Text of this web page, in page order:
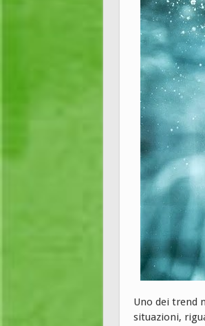
Uno dei trend
situazioni,